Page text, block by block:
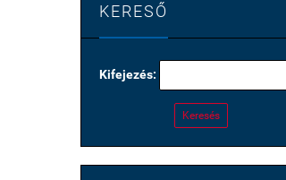
KERESŐ
Kifejezés:
Keresés